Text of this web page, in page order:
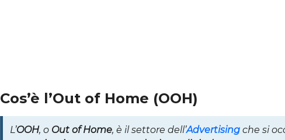
Cos’è l’Out of Home (OOH)
L’OOH, o Out of Home, è il settore dell’Advertising che si